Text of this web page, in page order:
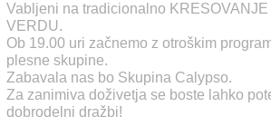
Vabljeni na tradicionalno
VERDU.
Ob 19.00 uri začnemo z otroškim
plesne skupine.
Zabavala nas bo Skupina Calypso.
Za zanimiva doživetja se boste lahko
dobrodelni dražbi!